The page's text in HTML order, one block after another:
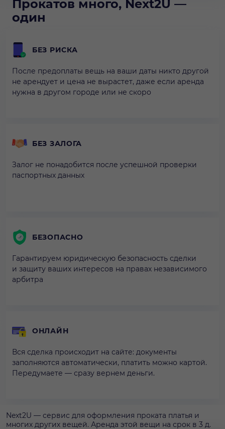
Прокатов много, Next2U —
один
БЕЗ РИСКА
После предоплаты вещь на ваши даты никто другой
не арендует и цена не вырастет, даже если аренда
нужна в другом городе или не скоро
БЕЗ ЗАЛОГА
Залог не понадобится после успешной проверки
паспортных данных
БЕЗОПАСНО
Гарантируем юридическую безопасность сделки
и защиту ваших интересов на правах независимого
арбитра
ОНЛАЙН
Вся сделка происходит на сайте: документы
заполняются автоматически, платить можно картой.
Передумаете — сразу вернем деньги.
Next2U — сервис для оформления проката платья и
многих других вещей. Аренда этой вещи на срок в 3 д.